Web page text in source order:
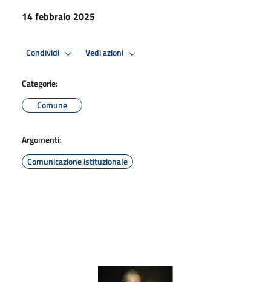
14 febbraio 2025
Condividi Vedi azioni
Categorie:
Comune
Argomenti:
Comunicazione istituzionale